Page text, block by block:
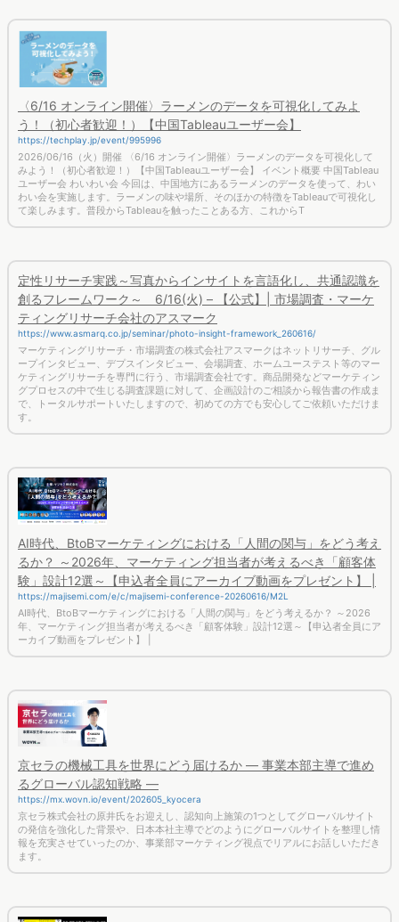
〈6/16 オンライン開催〉ラーメンのデータを可視化してみよ
う！（初心者歓迎！）【中国Tableauユーザー会】
https://techplay.jp/event/995996
2026/06/16（火）開催 〈6/16 オンライン開催〉ラーメンのデータを可視化して
みよう！（初心者歓迎！）【中国Tableauユーザー会】 イベント概要 中国Tableau
ユーザー会 わいわい会 今回は、中国地方にあるラーメンのデータを使って、わい
わい会を実施します。ラーメンの味や場所、そのほかの特徴をTableauで可視化し
て楽しみます。普段からTableauを触ったことある方、これからT
定性リサーチ実践～写真からインサイトを言語化し、共通認識を
創るフレームワーク～ 6/16(火) – 【公式】| 市場調査・マーケ
ティングリサーチ会社のアスマーク
https://www.asmarq.co.jp/seminar/photo-insight-framework_260616/
マーケティングリサーチ・市場調査の株式会社アスマークはネットリサーチ、グル
ープインタビュー、デプスインタビュー、会場調査、ホームユーステスト等のマー
ケティングリサーチを専門に行う、市場調査会社です。商品開発などマーケティン
グプロセスの中で生じる調査課題に対して、企画設計のご相談から報告書の作成ま
で、トータルサポートいたしますので、初めての方でも安心してご依頼いただけま
す。
AI時代、BtoBマーケティングにおける「人間の関与」をどう考え
るか？ ～2026年、マーケティング担当者が考えるべき「顧客体
験」設計12選～【申込者全員にアーカイブ動画をプレゼント】 |
https://majisemi.com/e/c/majisemi-conference-20260616/M2L
AI時代、BtoBマーケティングにおける「人間の関与」をどう考えるか？ ～2026
年、マーケティング担当者が考えるべき「顧客体験」設計12選～【申込者全員にア
ーカイブ動画をプレゼント】 |
京セラの機械工具を世界にどう届けるか ― 事業本部主導で進め
るグローバル認知戦略 ―
https://mx.wovn.io/event/202605_kyocera
京セラ株式会社の原井氏をお迎えし、認知向上施策の1つとしてグローバルサイト
の発信を強化した背景や、日本本社主導でどのようにグローバルサイトを整理し情
報を充実させていったのか、事業部マーケティング視点でリアルにお話しいただき
ます。